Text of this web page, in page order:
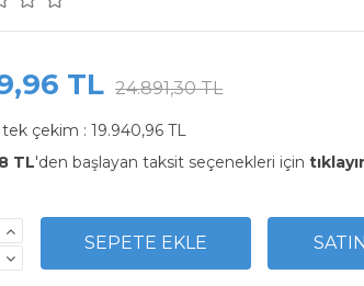
TL 24.891,30 TL
tek çekim : 19.940,96 TL
TL'den başlayan taksit seçenekleri için